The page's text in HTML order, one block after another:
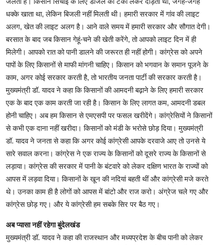
धक्के खाता था, लेकिन बिजली नहीं मिलती थी। हमारी सरकार में गांव की लाइट
अलग, खेत की लाइट अलग है। आने वाले समय में हमारी सरकार और सौगात देगी।
बरसात के बाद जब किसान गेहूं-चने की खेती करेंगे, तो आपको लाइट दिन में ही
मिलेगी। आपको रात को पानी डालने की जरूरत ही नहीं होगी। कांग्रेस को अपने
पापों के लिए किसानों से माफी मांगनी चाहिए। किसान को भगवान के समान पूजने के
काम, अगर कोई सरकार करती है, तो भारतीय जनता पार्टी की सरकार करती है।
मुख्यमंत्री डॉ. यादव ने कहा कि किसानों की आमदनी बढ़ाने के लिए हमारी सरकार
एक के बाद एक काम करती जा रही है। किसान के लिए लागत कम, आमदनी डबल
होनी चाहिए। अब हम किसान से एमएसपी पर फसल खरीदेंगे। कांग्रेसियों ने किसानों
से कभी एक दाना नहीं खरीदा। किसानों को मंडी के भरोसे छोड़ दिया। मुख्यमंत्री
डॉ. यादव ने जनता से कहा कि अगर कोई कांग्रेसी आपके दरवाजे आए तो उनसे ये
सारे सवाल करना। कांग्रेस ने एक राज्य के किसानों को दूसरे राज्य के किसानों से
लड़ाया। कांग्रेस की सरकार में पानी के बंटवारे को लेकर दक्षिण भारत के राज्यों को
आपस में लड़वा दिया। किसानों के खून की नदियां बहती थीं और कांग्रेसी मजे करते
थे। उनका काम ही है लोगों को आपस में बांटो और राज करो। अंग्रेज चले गए और
कांग्रेस छोड़ गए। और ये कांग्रेसी हम सबके सिर पर बैठ गए।
अब प्यासा नहीं रहेगा बुंदेलखंड
मुख्यमंत्री डॉ. यादव ने कहा की राजस्थान और मध्यप्रदेश के बीच पानी को लेकर